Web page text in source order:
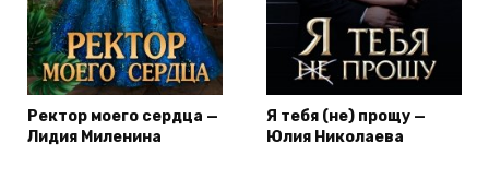
Ректор моего сердца —
Лидия Миленина
Я тебя (не) прощу —
Юлия Николаева